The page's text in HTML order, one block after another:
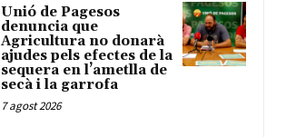
Unió de Pagesos
denuncia que
Agricultura no donarà
ajudes pels efectes de la
sequera en l’ametlla de
secà i la garrofa
7 agost 2026